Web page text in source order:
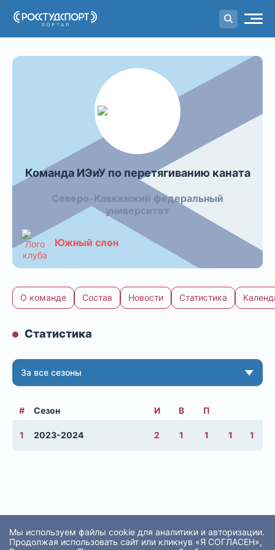
Порталстуденческого спорта
Команда ИЭиУ по перетягиванию каната
Северо-Кавказский федеральный
университет
Южный слон
О команде Состав Новости Статистика
Статистика
За все сезоны
# Сезон И В П
1 2023-2024 2 1 1 1 1
Мы используем файлы cookie для аналитики и авторизации.
Продолжая использовать сайт или кликнув «Я СОГЛАСЕН»,